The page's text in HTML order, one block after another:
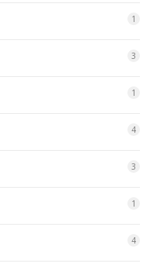
1
3
1
4
3
1
4